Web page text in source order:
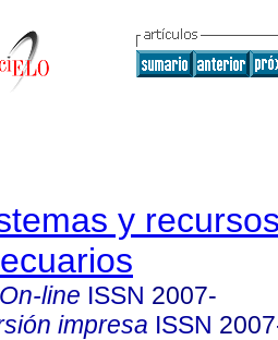
y
line ISSN 2007-
impresa ISSN